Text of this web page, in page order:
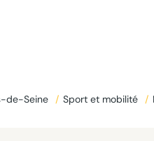
de-Seine / Sport et mobilité /